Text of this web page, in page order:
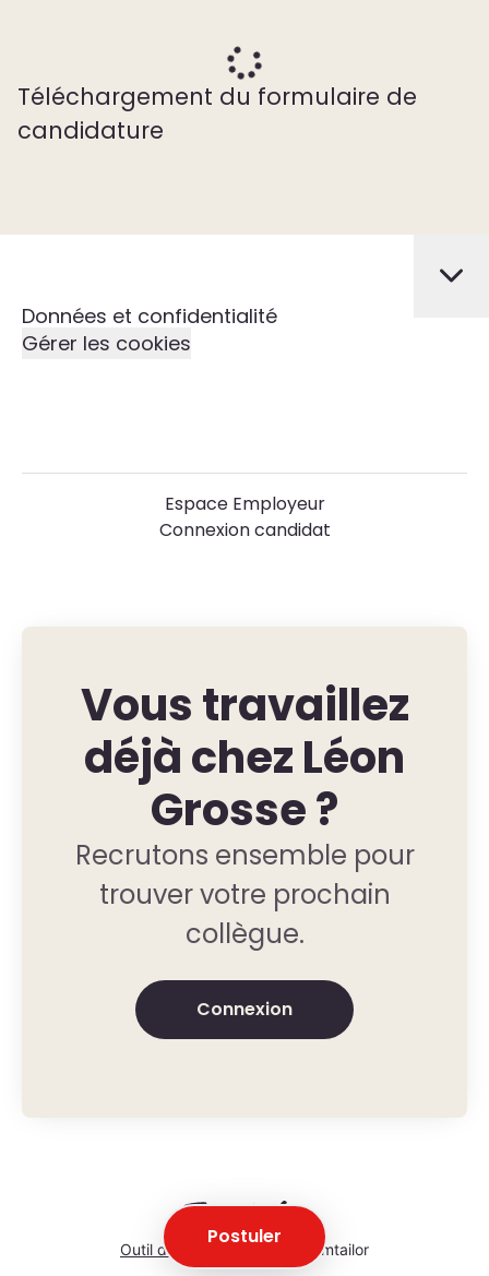
Postuler
Téléchargement du formulaire de
candidature
Données et confidentialité
Gérer les cookies
Espace Employeur
Connexion candidat
Vous travaillez
déjà chez Léon
Grosse ?
Recrutons ensemble pour
trouver votre prochain
collègue.
Connexion
Outil de recrutement de Teamtailor